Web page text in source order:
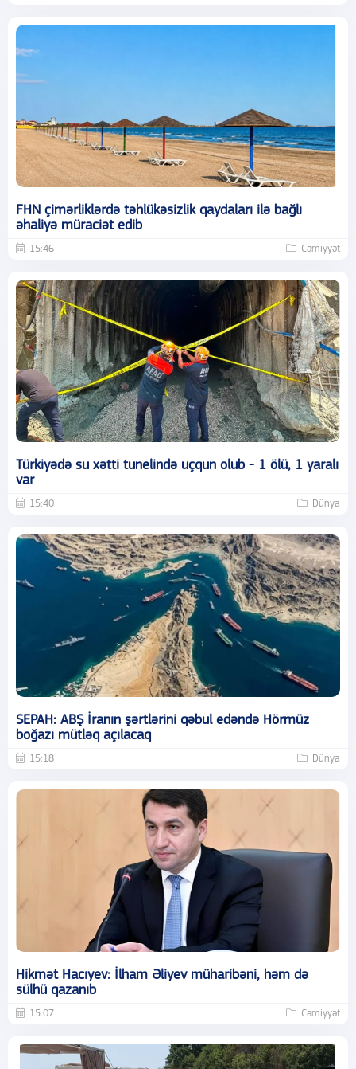
FHN çimərliklərdə təhlükəsizlik qaydaları ilə bağlı
əhaliyə müraciət edib
15:46 Cəmiyyət
Türkiyədə su xətti tunelində uçqun olub - 1 ölü, 1 yaralı
var
15:40 Dünya
SEPAH: ABŞ İranın şərtlərini qəbul edəndə Hörmüz
boğazı mütləq açılacaq
15:18 Dünya
Hikmət Hacıyev: İlham Əliyev müharibəni, həm də
sülhü qazanıb
15:07 Cəmiyyət